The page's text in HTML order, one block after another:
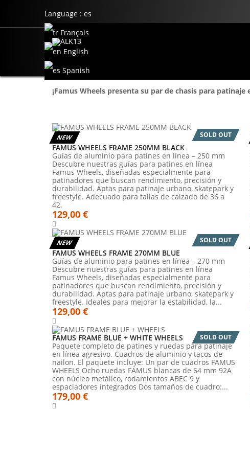
Language : es
Français
English
Spanish
¡Famus Wheels presenta su par de chasis para patinaje
SOLD OUT
NEW
FAMUS WHEELS FRAME 250MM BLACK
Guías de aluminio para patines en línea – 250 mm
Descubre nuestras guías para patines en línea
Famus Wheels, diseñadas especialmente para
patinadores que buscan rendimiento, precisión y
durabilidad. Aptas para patinaje urbano, skatepark y
freestyle. Adecuado para tallas de calzado de 36 a
42.
129,00 €
SOLD OUT
NEW
FAMUS WHEELS FRAME 270MM BLUE
Guías de aluminio para patines en línea – 270 mm
Descubre nuestras guías para patines en línea
Famus Wheels, diseñadas especialmente para
patinadores que buscan rendimiento, precisión y
durabilidad. Aptas para patinaje urbano, skatepark y
freestyle. Ideales para mejorar la estabilidad, la...
129,00 €
SOLD OUT
FAMUS FRAME BLUE + WHITE WHEELS
Paquete completo de patines y ruedas para patinaje
en línea agresivo. Cuadros de aluminio y tacos de
nailon. El paquete incluye: Un par de cuadros FAMUS
WHEELS Ocho ruedas FAMUS blancas de 64 mm 92A
con núcleo metálico, rodamientos ABEC 9 y
espaciadores integrados Dos tamaños de cuadro:...
179,00 €